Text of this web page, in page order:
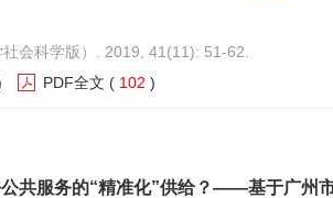
会科学版）. 2019, 41(11): 51-62.
PDF全文 ( 102 )
共服务的“精准化”供给？——基于广州